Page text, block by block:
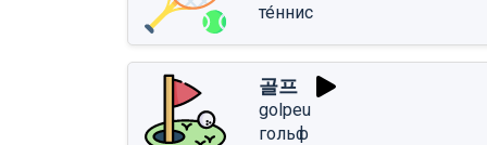
те́ннис
골프
golpeu
гольф